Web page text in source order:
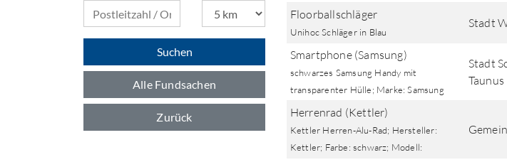
Postleitzahl und Ort
Nach Eingabe von 2 Ziffern oder Buchstaben wird nach Orten gesucht.
Suchradius um Ort
Suchen
Alle Fundsachen
Zurück
Floorballschläger
Unihoc Schläger in Blau
Stadt
Smartphone (Samsung)
schwarzes Samsung Handy mit
transparenter Hülle; Marke: Samsung
Stadt
Taunus
Herrenrad (Kettler)
Kettler Herren-Alu-Rad; Hersteller:
Kettler; Farbe: schwarz; Modell: